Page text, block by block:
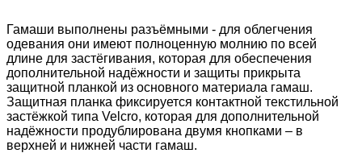
Гамаши выполнены разъёмными - для облегчения
одевания они имеют полноценную молнию по всей
длине для застёгивания, которая для обеспечения
дополнительной надёжности и защиты прикрыта
защитной планкой из основного материала гамаш.
Защитная планка фиксируется контактной текстильной
застёжкой типа Velcro, которая для дополнительной
надёжности продублирована двумя кнопками – в
верхней и нижней части гамаш.